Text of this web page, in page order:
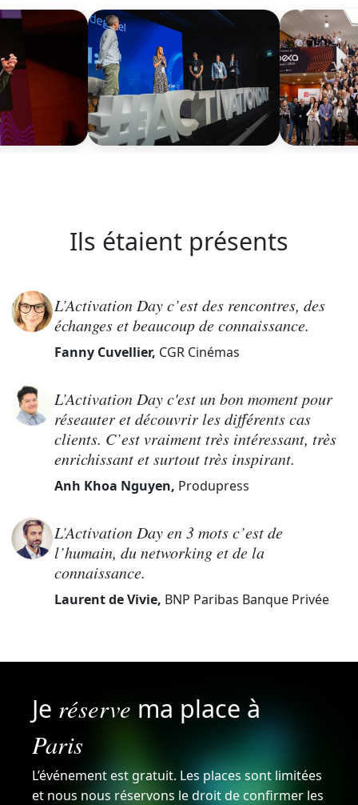
Ils étaient présents
L’Activation Day c’est des rencontres, des
échanges et beaucoup de connaissance.
Fanny Cuvellier, CGR Cinémas
L’Activation Day c'est un bon moment pour
réseauter et découvrir les différents cas
clients. C’est vraiment très intéressant, très
enrichissant et surtout très inspirant.
Anh Khoa Nguyen, Produpress
L’Activation Day en 3 mots c’est de
l’humain, du networking et de la
connaissance.
Laurent de Vivie, BNP Paribas Banque Privée
Je réserve ma place à
Paris
L’événement est gratuit. Les places sont limitées
et nous nous réservons le droit de confirmer les